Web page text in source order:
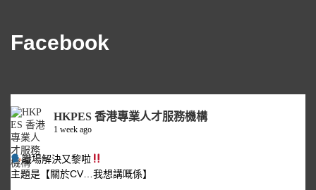
Facebook
HKPES 香港專業人才服務機構
1 week ago
職場解決又黎啦
主題是【關於CV…我想講嘅係】